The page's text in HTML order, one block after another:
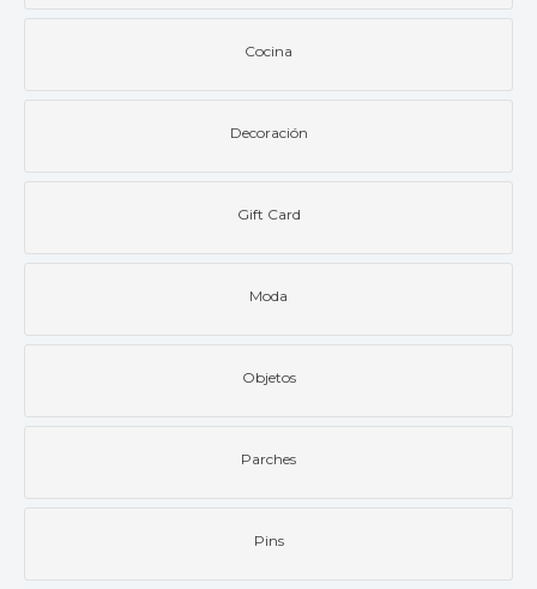
Cocina
Decoración
Gift Card
Moda
Objetos
Parches
Pins